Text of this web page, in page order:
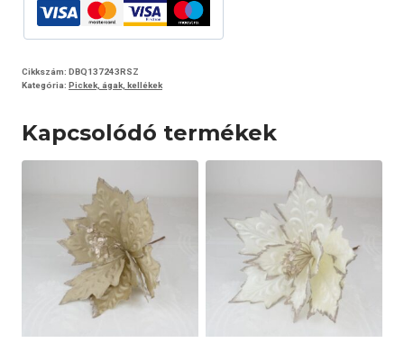
Cikkszám: DBQ137243RSZ
Kategória: Pickek, ágak, kellékek
Kapcsolódó termékek